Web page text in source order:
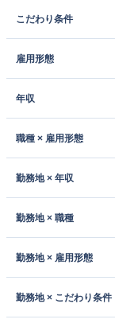
こだわり条件
雇用形態
年収
職種 × 雇用形態
勤務地 × 年収
勤務地 × 職種
勤務地 × 雇用形態
勤務地 × こだわり条件